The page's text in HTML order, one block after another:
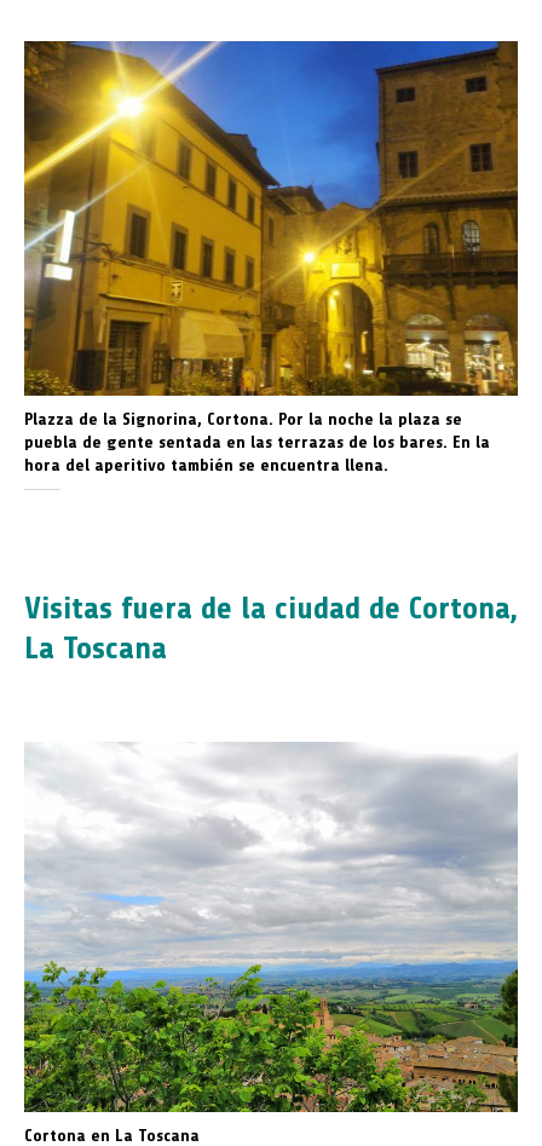
Plazza de la Signorina, Cortona. Por la noche la plaza se
puebla de gente sentada en las terrazas de los bares. En la
hora del aperitivo también se encuentra llena.
Visitas fuera de la ciudad de Cortona,
La Toscana
Cortona en La Toscana